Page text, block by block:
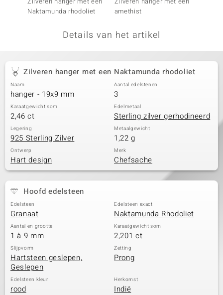
Naktamunda rhodoliet
amethist
Details van het artikel
Zilveren hanger met een Naktamunda rhodoliet
Naam
hanger - 19x9 mm
Aantal edelstenen
3
Karaatgewicht som
2,46 ct
Edelmetaal
Sterling zilver gerhodineerd
Legering
925 Sterling Zilver
Metaalgewicht
1,22 g
Ontwerp
Hart design
Merk
Chefsache
Hoofd edelsteen
Edelsteen
Granaat
Edelsteen exact
Naktamunda Rhodoliet
Aantal en grootte
1 à 9 mm
Karaatgewicht som
2,201 ct
Slijpvorm
Hartsteen geslepen,
Geslepen
Zetting
Prong
Edelsteen kleur
rood
Herkomst
Indië